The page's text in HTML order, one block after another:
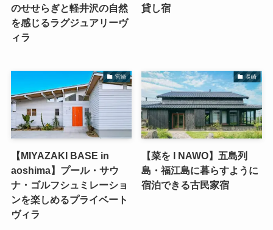
のせせらぎと軽井沢の自然
を感じるラグジュアリーヴ
ィラ
貸し宿
宮崎
【MIYAZAKI BASE in
aoshima】プール・サウ
ナ・ゴルフシュミレーショ
ンを楽しめるプライベート
ヴィラ
長崎
【菜を I NAWO】五島列
島・福江島に暮らすように
宿泊できる古民家宿